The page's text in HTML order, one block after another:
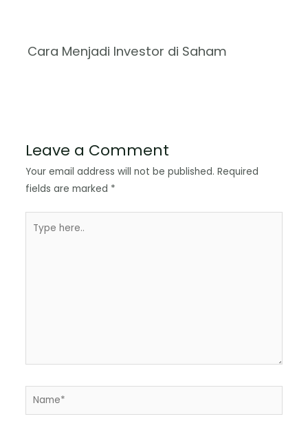
Cara Menjadi Investor di Saham
Leave a Comment
Your email address will not be published. Required
fields are marked *